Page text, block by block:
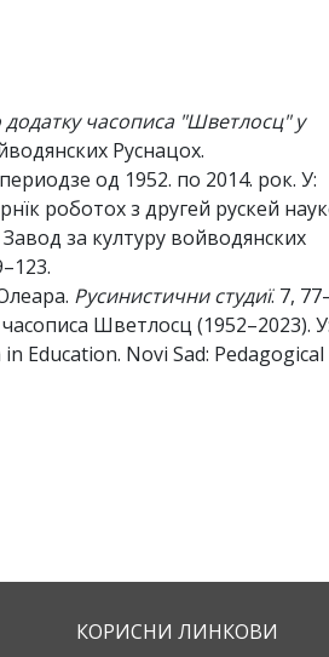
часописа "Шветлосц" у
Руснацох.
од 1952. по 2014. рок. У:
роботох з другей рускей
за културу войводянских
Русинистични студиї. 7,
Шветлосц (1952–2023).
Education. Novi Sad: Pedagogical
КОРИСНИ ЛИНКОВИ